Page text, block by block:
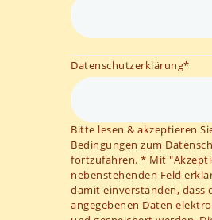
Datenschutzerklärung*
Bitte lesen & akzeptieren
Bedingungen zum
fortzufahren. * Mit
nebenstehenden Feld
damit einverstanden, dass
angegebenen Daten